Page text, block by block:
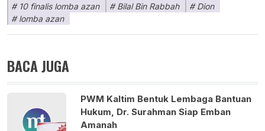
10 finalis lomba azan Bilal Bin Rabbah
Dion
lomba azan
BACA JUGA
PWM Kaltim Bentuk Lembaga Bantuan
Hukum, Dr. Surahman Siap Emban
Amanah